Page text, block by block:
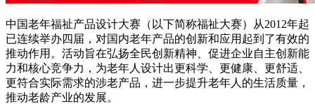
中国老年福祉产品设计大赛（以下简称福祉大赛）从2012年起
已连续举办四届，对国内老年产品的创新和应用起到了有效的
推动作用。活动旨在弘扬全民创新精神、促进企业自主创新能
力和核心竞争力，为老年人设计出更科学、更健康、更舒适、
更符合实际需求的涉老产品，进一步提升老年人的生活质量，
推动老龄产业的发展。